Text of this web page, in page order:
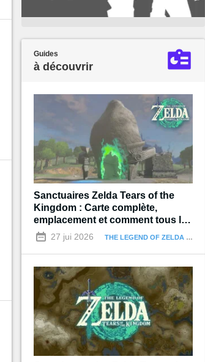
Guides
à découvrir
Sanctuaires Zelda Tears of the
Kingdom : Carte complète,
emplacement et comment tous les
terminer
27 jui 2026 THE LEGEND OF ZELDA : TEARS OF THE KINGDOM